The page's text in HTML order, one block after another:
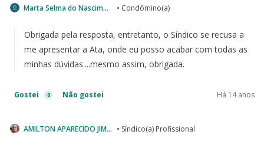
Marta Selma do Nascimento da Fonseca • Condômino(a)
Obrigada pela resposta, entretanto, o Síndico se recusa a
me apresentar a Ata, onde eu posso acabar com todas as
minhas dúvidas....mesmo assim, obrigada.
Gostei 0 Não gostei Há 14 anos
AMILTON APARECIDO JIMENEZ • Síndico(a) Profissional